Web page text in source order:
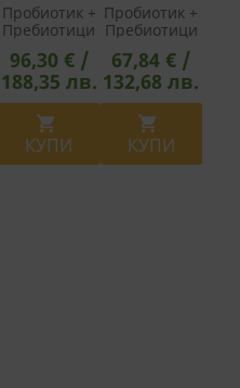
Пробиотик +
Пребиотици
– Ежедневна
Грижа -
Fortify
Optima
Probiotic
Everyday
Care, 35
Млрд.
96,30 € /
188,35 лв.

КУПИ
Пробиотик +
Пребиотици
– Специална
Грижа -
Fortify
Optima
Probiotic
Advanced
Care, 60
Млрд.
67,84 € /
132,68 лв.

КУПИ